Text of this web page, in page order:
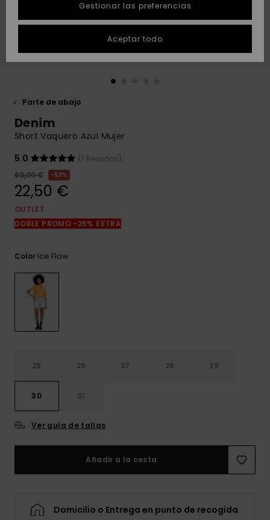
Inicia una
conversación
más rápida a
Encuentra
respuestas a
las preguntas
formulario de
contacto.
Parte de abajo
Denim
Short Vaquero Azul Mujer
5.0
(1 Reseñas)
60,00 €
63%
22,50 €
OUTLET
DOBLE PROMO -25% EXTRA
Color Ice Flow
25 26 27 28 29
30 31
Ver guía de tallas
Añadir a la cesta
Domicilio o Entrega en punto de recogida
Gestionar las preferencias
Aceptar todo